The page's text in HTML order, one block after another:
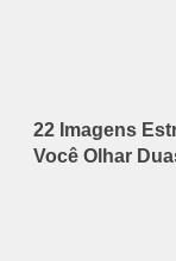
22 Imagens
Você Olhar